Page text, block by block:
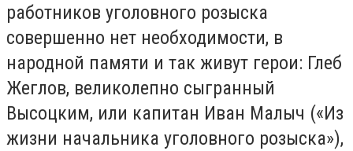
работников уголовного розыска
совершенно нет необходимости, в
народной памяти и так живут герои: Глеб
Жеглов, великолепно сыгранный
Высоцким, или капитан Иван Малыч («Из
жизни начальника уголовного розыска»),